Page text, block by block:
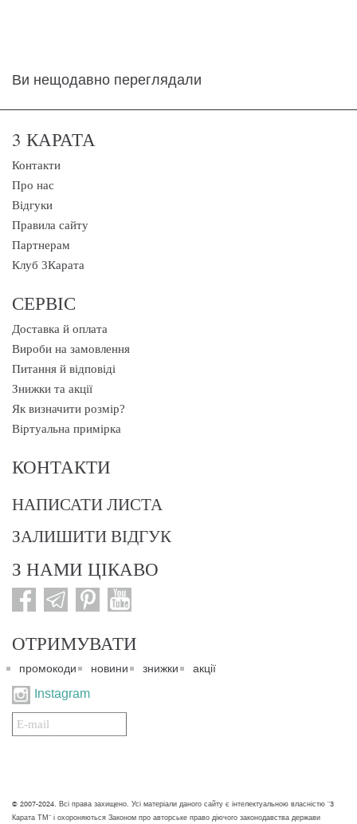
Ви нещодавно переглядали
3 КАРАТА
Контакти
Про нас
Відгуки
Правила сайту
Партнерам
Клуб 3Карата
СЕРВІС
Доставка й оплата
Вироби на замовлення
Питання й відповіді
Знижки та акції
Як визначити розмір?
Віртуальна примірка
КОНТАКТИ
НАПИСАТИ ЛИСТА
ЗАЛИШИТИ ВІДГУК
З НАМИ ЦІКАВО
ОТРИМУВАТИ
промокоди новини знижки акції
Instagram
Подписаться
на
© 2007-2024. Всі права захищено. Усі матеріали даного сайту є інтелектуальною власністю "3
Карата ТМ" і охороняються Законом про авторське право діючого законодавства держави